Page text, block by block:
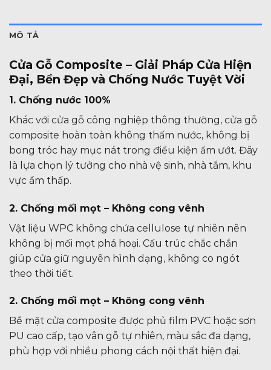
MÔ TẢ
Cửa Gỗ Composite – Giải Pháp Cửa Hiện
Đại, Bền Đẹp và Chống Nước Tuyệt Vời
1. Chống nước 100%
Khác với cửa gỗ công nghiệp thông thường, cửa gỗ
composite hoàn toàn không thấm nước, không bị
bong tróc hay mục nát trong điều kiện ẩm ướt. Đây
là lựa chọn lý tưởng cho nhà vệ sinh, nhà tắm, khu
vực ẩm thấp.
2. Chống mối mọt – Không cong vênh
Vật liệu WPC không chứa cellulose tự nhiên nên
không bị mối mọt phá hoại. Cấu trúc chắc chắn
giúp cửa giữ nguyên hình dạng, không co ngót
theo thời tiết.
2. Chống mối mọt – Không cong vênh
Bề mặt cửa composite được phủ film PVC hoặc sơn
PU cao cấp, tạo vân gỗ tự nhiên, màu sắc đa dạng,
phù hợp với nhiều phong cách nội thất hiện đại.